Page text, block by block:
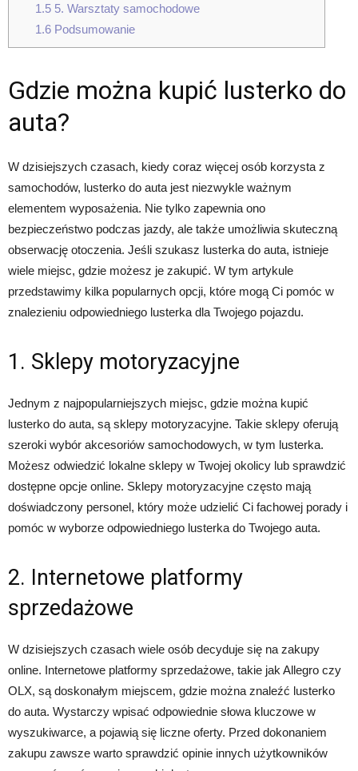
1.55. Warsztaty samochodowe
1.6Podsumowanie
Gdzie można kupić lusterko do
auta?
W dzisiejszych czasach, kiedy coraz więcej osób korzysta z
samochodów, lusterko do auta jest niezwykle ważnym
elementem wyposażenia. Nie tylko zapewnia ono
bezpieczeństwo podczas jazdy, ale także umożliwia skuteczną
obserwację otoczenia. Jeśli szukasz lusterka do auta, istnieje
wiele miejsc, gdzie możesz je zakupić. W tym artykule
przedstawimy kilka popularnych opcji, które mogą Ci pomóc w
znalezieniu odpowiedniego lusterka dla Twojego pojazdu.
1. Sklepy motoryzacyjne
Jednym z najpopularniejszych miejsc, gdzie można kupić
lusterko do auta, są sklepy motoryzacyjne. Takie sklepy oferują
szeroki wybór akcesoriów samochodowych, w tym lusterka.
Możesz odwiedzić lokalne sklepy w Twojej okolicy lub sprawdzić
dostępne opcje online. Sklepy motoryzacyjne często mają
doświadczony personel, który może udzielić Ci fachowej porady i
pomóc w wyborze odpowiedniego lusterka do Twojego auta.
2. Internetowe platformy
sprzedażowe
W dzisiejszych czasach wiele osób decyduje się na zakupy
online. Internetowe platformy sprzedażowe, takie jak Allegro czy
OLX, są doskonałym miejscem, gdzie można znaleźć lusterko
do auta. Wystarczy wpisać odpowiednie słowa kluczowe w
wyszukiwarce, a pojawią się liczne oferty. Przed dokonaniem
zakupu zawsze warto sprawdzić opinie innych użytkowników